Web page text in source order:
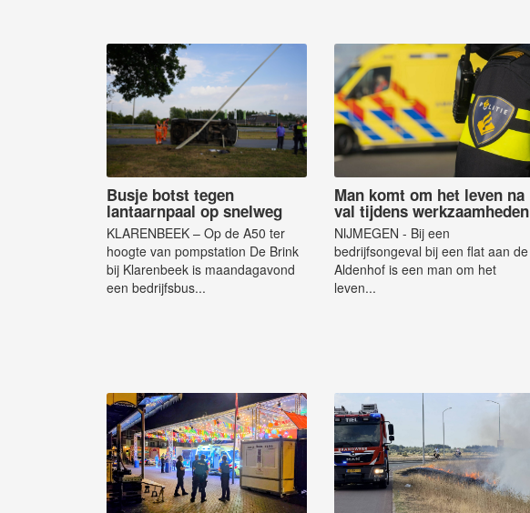
Busje botst tegen
lantaarnpaal op snelweg
KLARENBEEK – Op de A50 ter
hoogte van pompstation De Brink
bij Klarenbeek is maandagavond
een bedrijfsbus...
Man komt om het leven na
val tijdens werkzaamheden
NIJMEGEN - Bij een
bedrijfsongeval bij een flat aan de
Aldenhof is een man om het
leven...